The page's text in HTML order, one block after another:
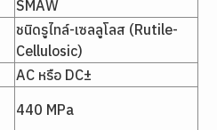
SMAW
ชนิดรูไทล์-เซลลูโลส (Rutile-
Cellulosic)
AC หรือ DC±
440 MPa